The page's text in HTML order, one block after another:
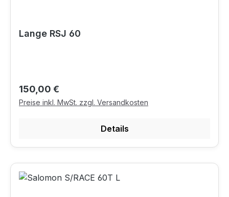
Lange RSJ 60
Regulärer Preis:
150,00 €
Preise inkl. MwSt. zzgl. Versandkosten
Details